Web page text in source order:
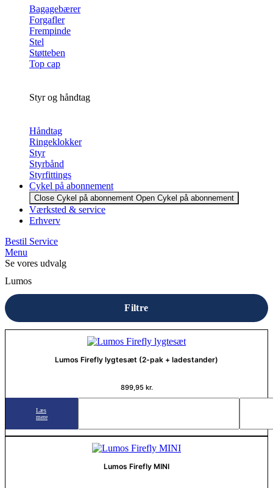
Bagagebærer
Forgafler
Frempinde
Stel
Støtteben
Top cap
Styr og håndtag
Håndtag
Ringeklokker
Styr
Styrbånd
Styrfittings
Cykel på abonnement
Close Cykel på abonnement Open Cykel på abonnement
Værksted & service
Erhverv
Bestil Service
Menu
Se vores udvalg
Lumos
Filtre
Lumos Firefly lygtesæt (2-pak + ladestander)
899,95 kr.
Læs
mere
Lumos Firefly MINI